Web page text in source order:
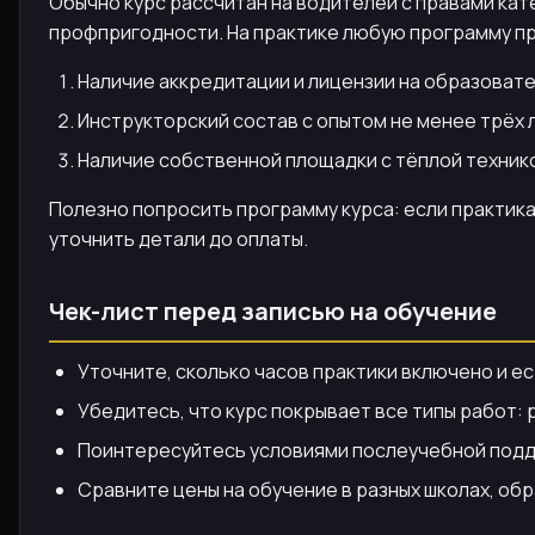
профпригодности. На практике любую программу
Наличие аккредитации и лицензии на
Инструкторский состав с опытом не менее
Наличие собственной площадки с тёплой
Полезно попросить программу курса: если
уточнить детали до оплаты.
Чек-лист перед записью на обучение
Уточните, сколько часов практики включено и
Убедитесь, что курс покрывает все типы
Поинтересуйтесь условиями послеучебной
Сравните цены на обучение в разных школах,